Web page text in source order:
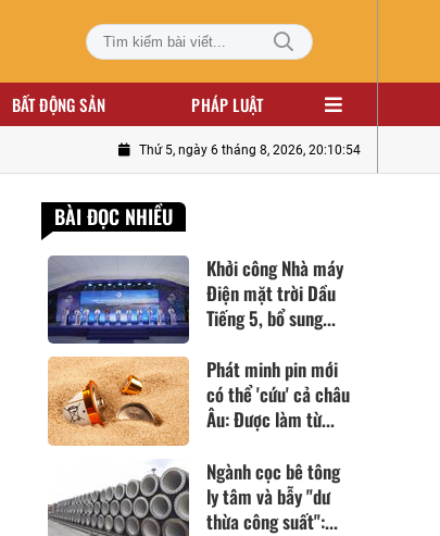
BẤT ĐỘNG SẢN PHÁP LUẬT
Thứ 5, ngày 6 tháng 8, 2026, 20:10:55
BÀI ĐỌC NHIỀU
Khởi công Nhà máy
Điện mặt trời Dầu
Tiếng 5, bổ sung...
Phát minh pin mới
có thể 'cứu' cả châu
Âu: Được làm từ...
Ngành cọc bê tông
ly tâm và bẫy "dư
thừa công suất":...